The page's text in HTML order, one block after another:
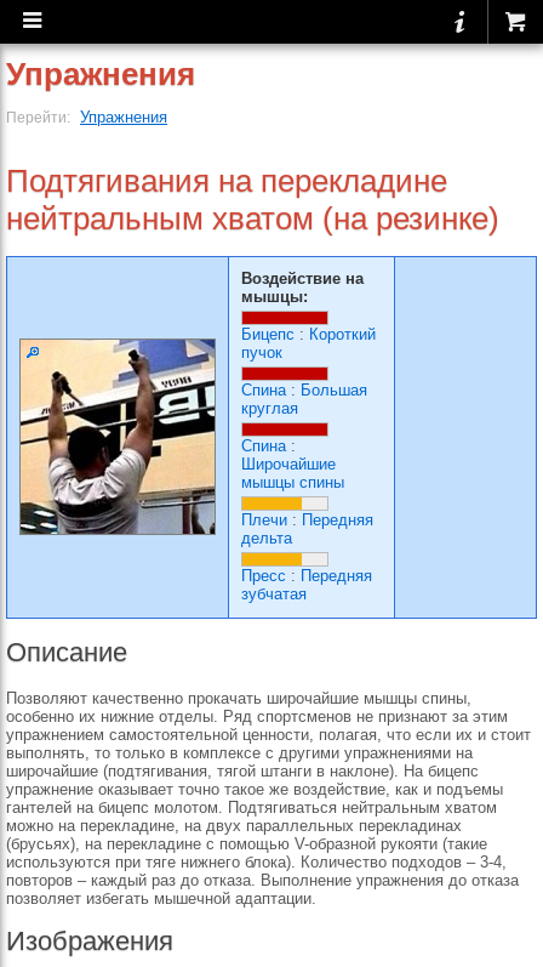
Упражнения
Перейти: Упражнения
Подтягивания на перекладине
нейтральным хватом (на резинке)
Воздействие на
мышцы:
Бицепс : Короткий
пучок
Спина: Большая
круглая
Спина:
Широчайшие
мышцы спины
Плечи : Передняя
дельта
Пресс : Передняя
зубчатая
Описание
Позволяют качественно прокачать широчайшие мышцы спины,
особенно их нижние отделы. Ряд спортсменов не признают за этим
упражнением самостоятельной ценности, полагая, что если их и стоит
выполнять, то только в комплексе с другими упражнениями на
широчайшие (подтягивания, тягой штанги в наклоне). На бицепс
упражнение оказывает точно такое же воздействие, как и подъемы
гантелей на бицепс молотом. Подтягиваться нейтральным хватом
можно на перекладине, на двух параллельных перекладинах
(брусьях), на перекладине с помощью V-образной рукояти (такие
используются при тяге нижнего блока). Количество подходов – 3-4,
повторов – каждый раз до отказа. Выполнение упражнения до отказа
позволяет избегать мышечной адаптации.
Изображения